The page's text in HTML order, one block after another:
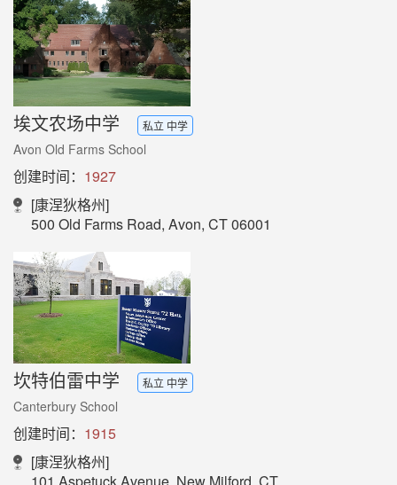
埃文农场中学 私立 中学
Avon Old Farms School
创建时间： 1927
[康涅狄格州]
500 Old Farms Road, Avon, CT 06001
坎特伯雷中学 私立 中学
Canterbury School
创建时间： 1915
[康涅狄格州]